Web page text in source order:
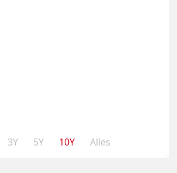
3Y 5Y 10Y Alles